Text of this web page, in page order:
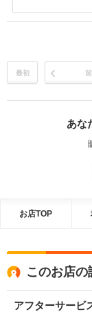
がご信頼をいた
すが弊社グルー
す。今後とも宜
最初
あな
お店TOP
このお店の
アフターサービ